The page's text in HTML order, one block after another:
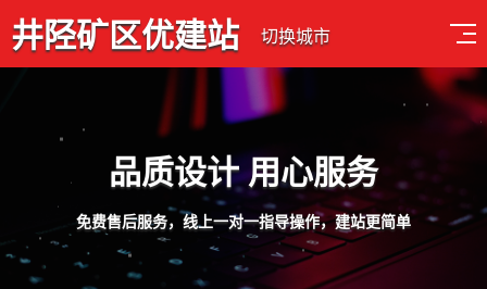
井陉矿区优建站 切换城市
品质设计 用心服务
免费售后服务，线上一对一指导操作，建站更简单